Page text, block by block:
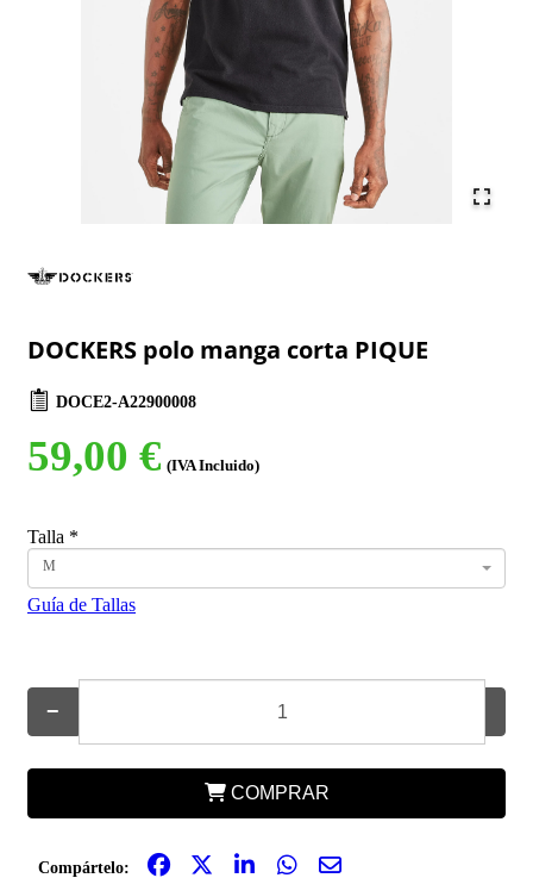
DOCKERS polo manga corta PIQUE
DOCE2-A22900008
59,00 € (IVA Incluido)
Talla *
M
Guía de Tallas
−
COMPRAR
Compártelo: